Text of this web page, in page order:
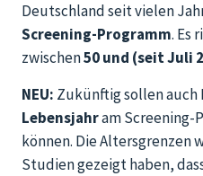
Deutschland seit vielen
Screening-Programm. Es
zwischen50 und (seit Juli
NEU: Zukünftig sollen auch
Lebensjahram Screening-
können. Die Altersgrenzen
Studien gezeigt haben,